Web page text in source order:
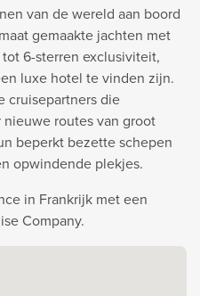
van de wereld aan boord
gemaakte jachten met
6-sterren exclusiviteit,
luxe hotel te vinden zijn.
cruisepartners die
routes van groot
beperkt bezette schepen
opwindende plekjes.
in Frankrijk met een
Company.